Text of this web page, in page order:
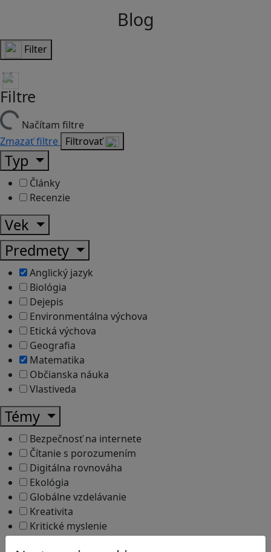
Blog
Filter
Filtre
Načítam filtre
Zmazať filtre Filtrovať
Typ
Články
Recenzie
Vek
Predmety
Anglický jazyk
Biológia
Dejepis
Environmentálna výchova
Etická výchova
Geografia
Matematika
Občianska náuka
Vlastiveda
Témy
Bezpečnosť na internete
Čítanie s porozumením
Digitálna rovnováha
Ekológia
Globálne vzdelávanie
Kreativita
Kritické myslenie